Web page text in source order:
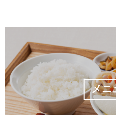
メニ